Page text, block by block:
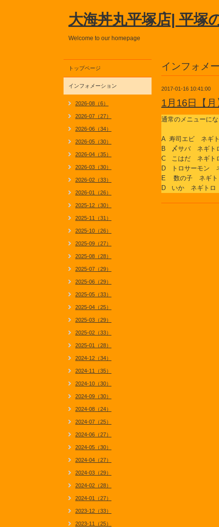
大海丼丸平塚店| 平塚
Welcome to our homepage
インフォメ
2017-01-16 10:41:00
1月16日【
通常のメニューに
A 寿司エビ ネギ
B 〆サバ ネギト
C こはだ ネギト
D トロサーモン
E 数の子 ネギト
D いか ネギトロ
トップページ
インフォメーション
2026-08（6）
2026-07（27）
2026-06（34）
2026-05（30）
2026-04（35）
2026-03（30）
2026-02（33）
2026-01（26）
2025-12（30）
2025-11（31）
2025-10（26）
2025-09（27）
2025-08（28）
2025-07（29）
2025-06（29）
2025-05（33）
2025-04（25）
2025-03（29）
2025-02（33）
2025-01（28）
2024-12（34）
2024-11（35）
2024-10（30）
2024-09（30）
2024-08（24）
2024-07（25）
2024-06（27）
2024-05（30）
2024-04（27）
2024-03（29）
2024-02（28）
2024-01（27）
2023-12（33）
2023-11（25）